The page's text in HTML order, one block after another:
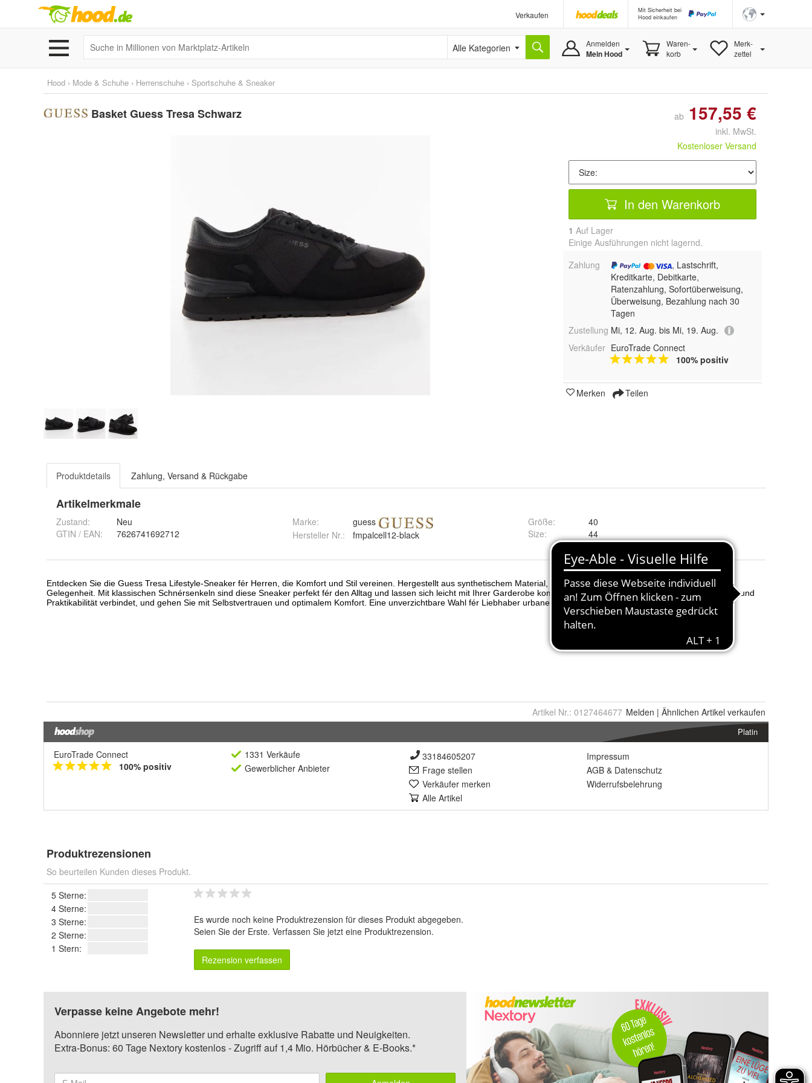
Verkaufen
Mit Sicherheit bei
Hood einkaufen
Alle Kategorien Anmelden
Mein Hood
Waren-
korb
Merk-
zettel
Hood › Mode & Schuhe › Herrenschuhe › Sportschuhe & Sneaker
Basket Guess Tresa Schwarz ab 157,55 €
inkl. MwSt.
Kostenloser Versand
In den Warenkorb
1 Auf Lager
Einige Ausführungen nicht lagernd.
Zahlung
, Lastschrift,
Kreditkarte, Debitkarte,
Ratenzahlung, Sofortüberweisung,
Überweisung, Bezahlung nach 30
Tagen
Zustellung Mi, 12. Aug. bis Mi, 19. Aug.
Verkäufer EuroTrade Connect
100% positiv
Merken Teilen
Produktdetails Zahlung, Versand & Rückgabe
Artikelmerkmale
Zustand:
Neu
GTIN / EAN:
7626741692712
Marke:
guess
Hersteller Nr.:
fmpalcell12-black
Größe:
40
Size: 44
Artikel Nr.: 0127464677 Melden | Ähnlichen Artikel verkaufen
Platin
EuroTrade Connect
100% positiv
1331 Verkäufe
Gewerblicher Anbieter
33184605207
Frage stellen
Verkäufer merken
Alle Artikel
Impressum
AGB & Datenschutz
Widerrufsbelehrung
Produktrezensionen
So beurteilen Kunden dieses Produkt.
5 Sterne:
4 Sterne:
3 Sterne:
2 Sterne:
1 Stern:
Es wurde noch keine Produktrezension für dieses Produkt abgegeben.
Seien Sie der Erste. Verfassen Sie jetzt eine Produktrezension.
Rezension verfassen
Verpasse keine Angebote mehr!
Abonniere jetzt unseren Newsletter und erhalte exklusive Rabatte und Neuigkeiten.
Extra-Bonus: 60 Tage Nextory kostenlos - Zugriff auf 1,4 Mio. Hörbücher & E-Books.*